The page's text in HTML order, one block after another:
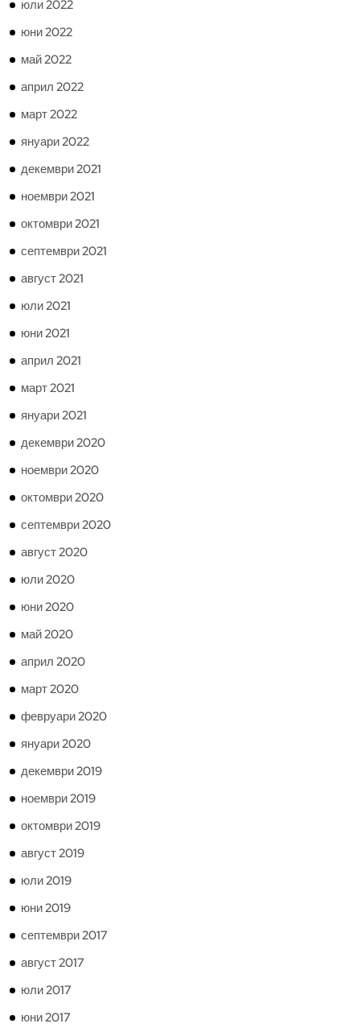
юли 2022
юни 2022
май 2022
април 2022
март 2022
януари 2022
декември 2021
ноември 2021
октомври 2021
септември 2021
август 2021
юли 2021
юни 2021
април 2021
март 2021
януари 2021
декември 2020
ноември 2020
октомври 2020
септември 2020
август 2020
юли 2020
юни 2020
май 2020
април 2020
март 2020
февруари 2020
януари 2020
декември 2019
ноември 2019
октомври 2019
август 2019
юли 2019
юни 2019
септември 2017
август 2017
юли 2017
юни 2017